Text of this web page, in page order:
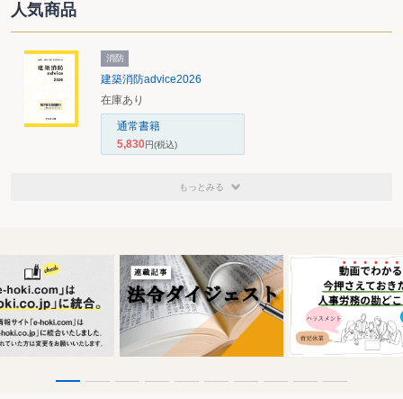
人気商品
消防
建築消防advice2026
在庫あり
通常書籍
5,830円(税込)
もっとみる